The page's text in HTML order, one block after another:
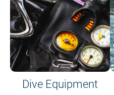
Dive Equipment